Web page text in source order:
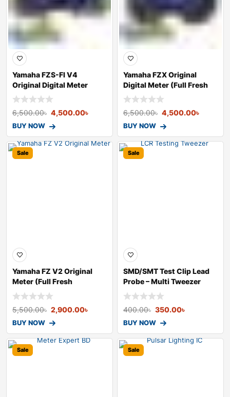
Yamaha FZS-FI V4
Original Digital Meter
6,500.00৳ 4,500.00৳
BUY NOW
Yamaha FZX Original
Digital Meter (Full Fresh
Reconditio
6,500.00৳ 4,500.00৳
BUY NOW
Sale
Yamaha FZ V2 Original
Meter (Full Fresh
Recondition )
5,500.00৳ 2,900.00৳
BUY NOW
Sale
SMD/SMT Test Clip Lead
Probe – Multi Tweezer
400.00৳ 350.00৳
BUY NOW
Sale Sale